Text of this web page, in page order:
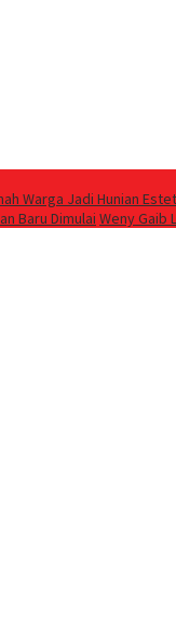
Warga Jadi Hunian
Baru Dimulai Weny Gaib